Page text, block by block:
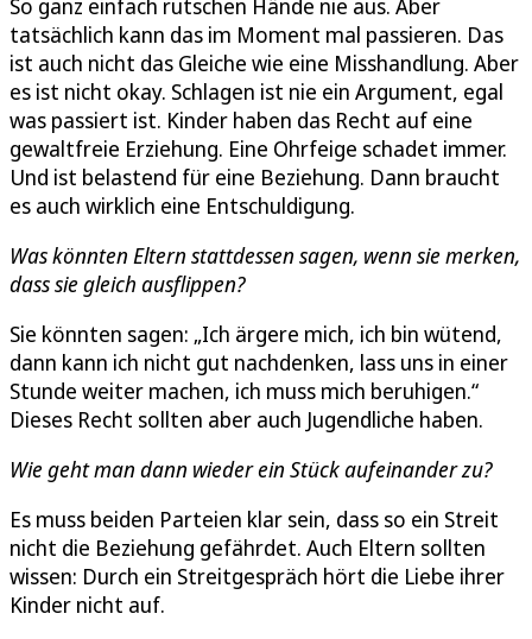
So ganz einfach rutschen Hände nie aus. Aber
tatsächlich kann das im Moment mal passieren. Das
ist auch nicht das Gleiche wie eine Misshandlung. Aber
es ist nicht okay. Schlagen ist nie ein Argument, egal
was passiert ist. Kinder haben das Recht auf eine
gewaltfreie Erziehung. Eine Ohrfeige schadet immer.
Und ist belastend für eine Beziehung. Dann braucht
es auch wirklich eine Entschuldigung.
Was könnten Eltern stattdessen sagen, wenn sie merken,
dass sie gleich ausflippen?
Sie könnten sagen: „Ich ärgere mich, ich bin wütend,
dann kann ich nicht gut nachdenken, lass uns in einer
Stunde weiter machen, ich muss mich beruhigen.“
Dieses Recht sollten aber auch Jugendliche haben.
Wie geht man dann wieder ein Stück aufeinander zu?
Es muss beiden Parteien klar sein, dass so ein Streit
nicht die Beziehung gefährdet. Auch Eltern sollten
wissen: Durch ein Streitgespräch hört die Liebe ihrer
Kinder nicht auf.